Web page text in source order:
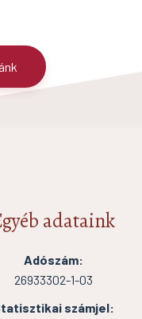
adataink
Adószám:
26933302-1-03
számjel: